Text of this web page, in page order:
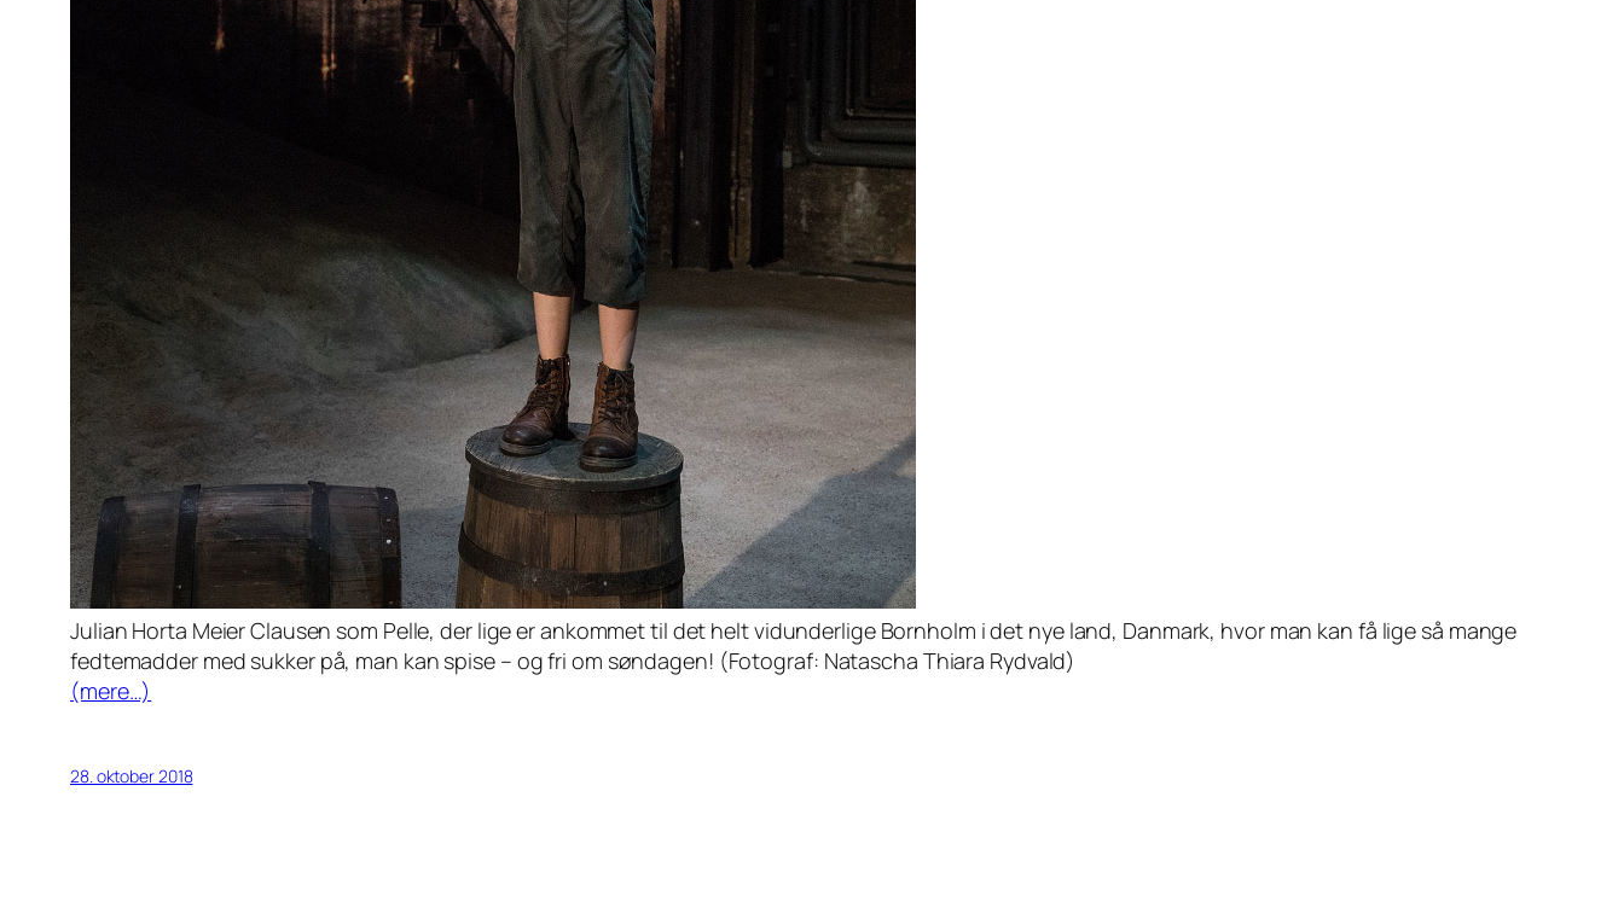
Julian Horta Meier Clausen som Pelle, der lige er ankommet til det helt vidunderlige Bornholm i det nye land, Danmark, hvor man kan få lige så mange
fedtemadder med sukker på, man kan spise – og fri om søndagen! (Fotograf: Natascha Thiara Rydvald)
(mere…)
28. oktober 2018